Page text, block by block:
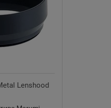
Lenshood